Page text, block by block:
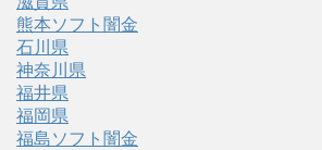
熊本ソフト闇金
石川県
神奈川県
福井県
福岡県
福島ソフト闇金